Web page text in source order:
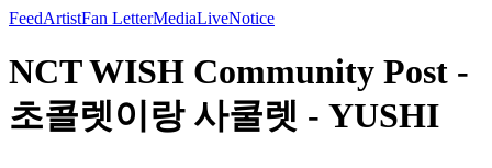
FeedArtistFan LetterMediaLiveNotice
NCT WISH Community Post -
초콜렛이랑 사쿨렛 - YUSHI